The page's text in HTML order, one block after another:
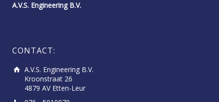
A.V.S. Engineering B.V.
CONTACT:
A.V.S. Engineering B.V.
Kroonstraat 26
4879 AV Etten-Leur